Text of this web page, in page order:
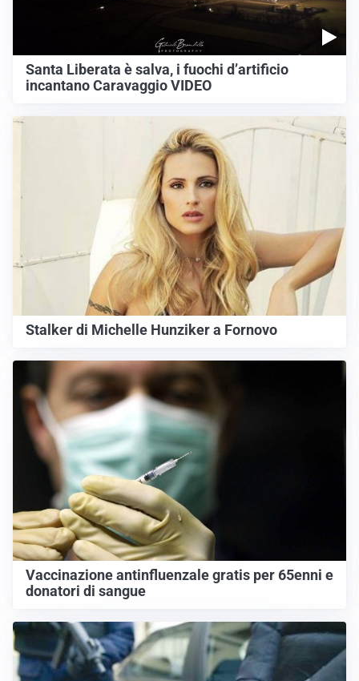
Santa Liberata è salva, i fuochi d’artificio
incantano Caravaggio VIDEO
Stalker di Michelle Hunziker a Fornovo
Vaccinazione antinfluenzale gratis per 65enni e
donatori di sangue